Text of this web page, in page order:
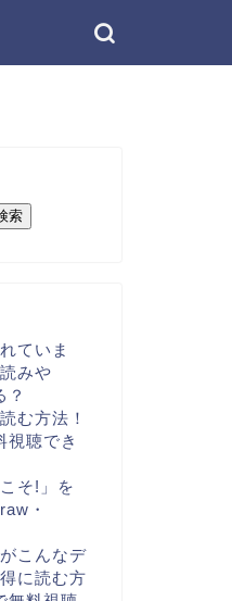
索
ていま
みや
？
む方法！
視聴でき
そ!」を
・
こんなデ
に読む方